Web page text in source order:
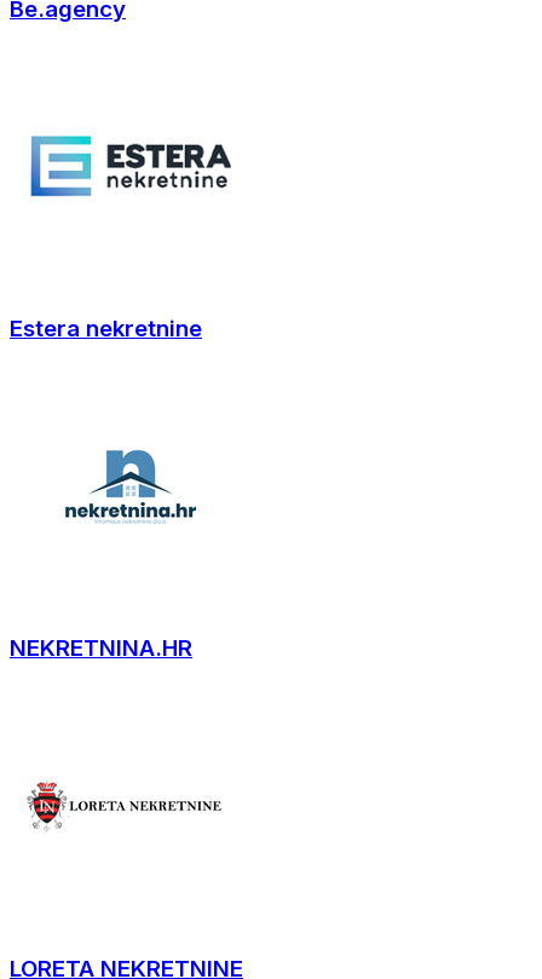
Be.agency
Estera nekretnine
NEKRETNINA.HR
LORETA NEKRETNINE